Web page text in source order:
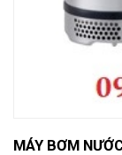
MÁY BƠM